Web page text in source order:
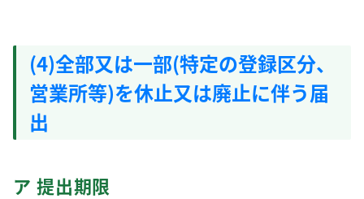
(4)全部又は一部(特定の登録区分、
営業所等)を休止又は廃止に伴う届
出
ア 提出期限